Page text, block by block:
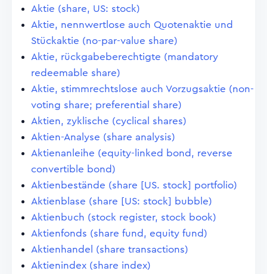
Aktie (share, US: stock)
Aktie, nennwertlose auch Quotenaktie und
Stückaktie (no-par-value share)
Aktie, rückgabeberechtigte (mandatory
redeemable share)
Aktie, stimmrechtslose auch Vorzugsaktie (non-
voting share; preferential share)
Aktien, zyklische (cyclical shares)
Aktien-Analyse (share analysis)
Aktienanleihe (equity-linked bond, reverse
convertible bond)
Aktienbestände (share [US. stock] portfolio)
Aktienblase (share [US: stock] bubble)
Aktienbuch (stock register, stock book)
Aktienfonds (share fund, equity fund)
Aktienhandel (share transactions)
Aktienindex (share index)